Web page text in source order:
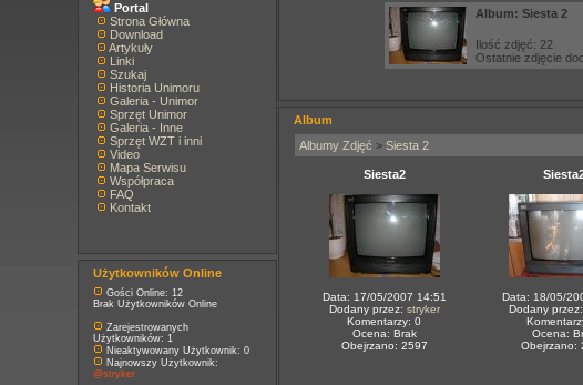
Portal
Strona Główna
Download
Artykuły
Linki
Szukaj
Historia Unimoru
Galeria - Unimor
Sprzęt Unimor
Galeria - Inne
Sprzęt WZT i inni
Video
Mapa Serwisu
Współpraca
FAQ
Kontakt
Użytkowników Online
Gości Online: 12
Brak Użytkowników Online
Zarejestrowanych
Użytkowników: 1
Nieaktywowany Użytkownik: 0
Najnowszy Użytkownik:
@stryker
Album: Siesta 2
Ilość zdjęć: 22
Ostatnie zdjęcie
Album
Albumy Zdjęć > Siesta 2
Siesta2
Data: 17/05/2007 14:51
Dodany przez: stryker
Komentarzy: 0
Ocena: Brak
Obejrzano: 2597
Data: 18/05/
Dodany przez:
Ocena:
Obejrzano: